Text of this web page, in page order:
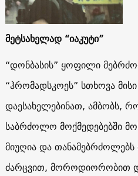
მეტსახელად “იაკუტი”
“დონბასის” ყოფილი
“ჰრომადსკოეს” სთხოვა
დაესახელებინათ, ამბობს,
საბრძოლო მოქმედებებში
მიუღია და
ძარცვით, მოროდიორობით